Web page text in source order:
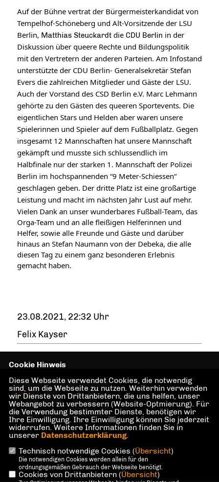
Auf der Bühne vertrat der Bürgermeisterkandidat von
Tempelhof-Schöneberg und Alt-Vorsitzende der LSU
Berlin, Matthias Steuckardt die CDU Berlin in der
Diskussion über queere Rechte und Bildungspolitik
mit den Vertretern der anderen Parteien. Am Infostand
unterstützte der CDU Berlin- Generalsekretär Stefan
Evers die zahlreichen Mitglieder und Gäste der LSU.
Auch der Vorstand des CSD Berlin e.V. Marc Lehmann
gehörte zu den Gästen des queeren Sportevents. Die
eigentlichen Stars und Helden aber waren unsere
Spielerinnen und Spieler auf dem Fußballplatz. Gegen
insgesamt 12 Mannschaften hat unsere Mannschaft
gekämpft und musste sich schlussendlich im
Halbfinale nur der starken 1. Mannschaft der Polizei
Berlin im hochspannenden “9 Meter-Schiessen“
geschlagen geben. Der dritte Platz ist eine großartige
Leistung und macht im nächsten Jahr Lust auf mehr.
Vielen Dank an unser wunderbares Fußball-Team, das
Orga-Team und an alle fleißigen Helferinnen und
Helfer, sowie alle Freunde und Gäste und darüber
hinaus an Stefan Naumann von der Debeka, die alle
diesen Tag zu einem ganz besonderen Erlebnis
gemacht haben.
23.08.2021, 22:32 Uhr
Felix Kayser
LSU Berlin -
Sonderorganisation der
CDU Berlin
IMPRESSUM DATENSCHUTZ KONTAKT
Cookie Hinweis
Diese Webseite verwendet Cookies, die notwendig
sind, um die Webseite zu nutzen. Weiterhin verwenden
wir Dienste von Drittanbietern, die uns helfen, unser
Webangebot zu verbessern (Website-Optmierung). Für
die Verwendung bestimmter Dienste, benötigen wir
Ihre Einwilligung. Ihre Einwilligung können Sie jederzeit
widerrufen. Weitere Informationen finden Sie in
unserer Datenschutzerklärung.
Technisch notwendige Cookies (Übersicht)
Die notwendigen Cookies werden allein für den
ordnungsgemäßen Gebrauch der Webseite benötigt.
Cookies von Drittanbietern (Übersicht)